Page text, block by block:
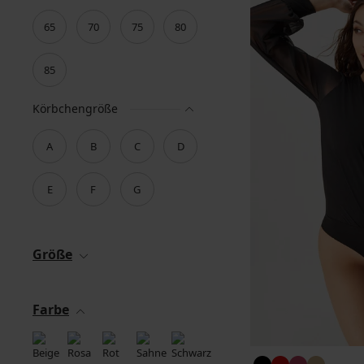
65 70 75 80
85
Körbchengröße
A B C D
E F G
Größe
Farbe